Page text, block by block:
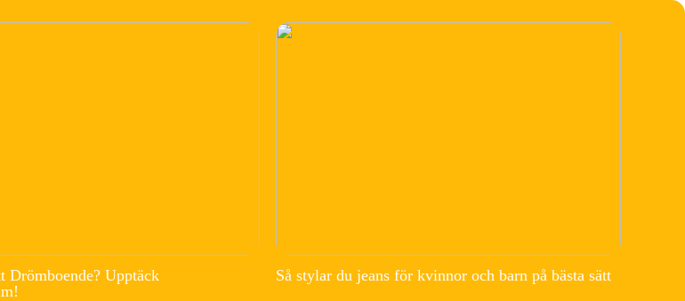
Drömboende? Upptäck
Så stylar du jeans för kvinnor och barn på bästa sätt